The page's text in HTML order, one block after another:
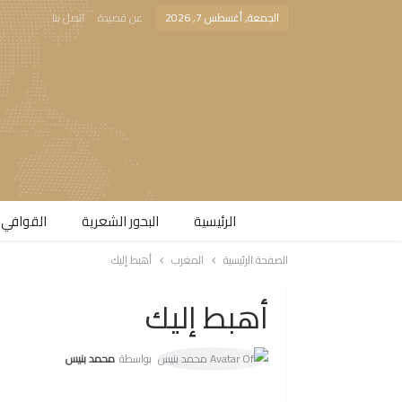
الجمعة, أغسطس 7, 2026 عن قصيدة اتصل بنا
الرئيسية البحور الشعرية​
الصفحة الرئيسية المغرب أهبط إليك
أهبط إليك
بواسطة محمد بنيس